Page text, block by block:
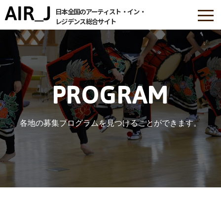
日本全国のアーティスト・イン・
レジデンス総合サイト
PROGRAM
各地の募集プログラムを見つけることができます。